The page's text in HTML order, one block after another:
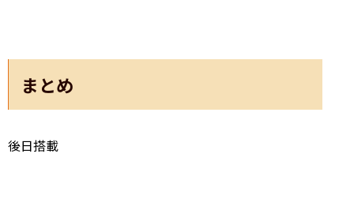
まとめ
後日搭載